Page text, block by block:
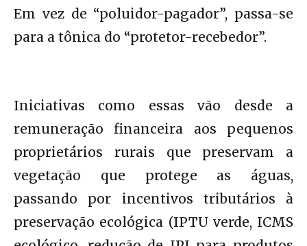
Em vez de “poluidor-pagador”, passa-se
para a tônica do “protetor-recebedor”.
Iniciativas como essas vão desde a
remuneração financeira aos pequenos
proprietários rurais que preservam a
vegetação que protege as águas,
passando por incentivos tributários à
preservação ecológica (IPTU verde, ICMS